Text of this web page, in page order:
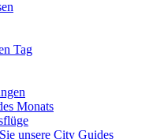
Tag
Monats
unsere City Guides